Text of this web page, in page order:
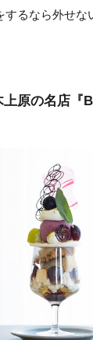
するなら外せな
原の名店『